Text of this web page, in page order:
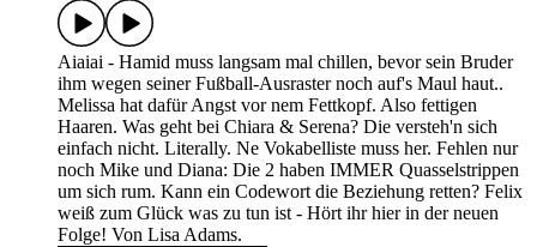
Aiaiai - Hamid muss langsam mal chillen, bevor sein Bruder
ihm wegen seiner Fußball-Ausraster noch auf's Maul haut..
Melissa hat dafür Angst vor nem Fettkopf. Also fettigen
Haaren. Was geht bei Chiara & Serena? Die versteh'n sich
einfach nicht. Literally. Ne Vokabelliste muss her. Fehlen nur
noch Mike und Diana: Die 2 haben IMMER Quasselstrippen
um sich rum. Kann ein Codewort die Beziehung retten? Felix
weiß zum Glück was zu tun ist - Hört ihr hier in der neuen
Folge! Von Lisa Adams.